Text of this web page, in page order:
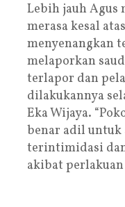
Lebih jauh Agus
merasa kesal
menyenangkan
melaporkan
terlapor dan
dilakukannya
Eka Wijaya.
benar adil untuk
terintimidasi
akibat